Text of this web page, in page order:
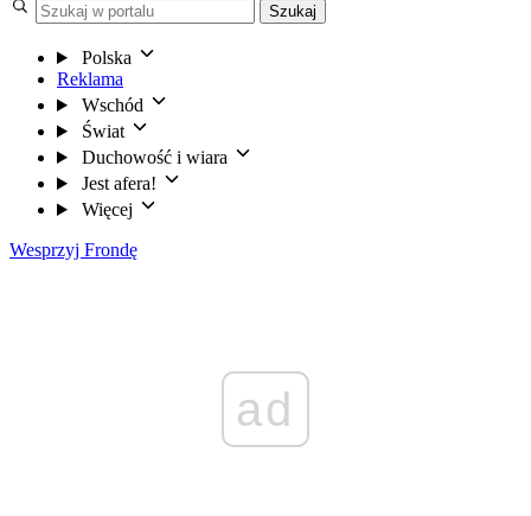
Szukaj
Polska
Reklama
Wschód
Świat
Duchowość i wiara
Jest afera!
Więcej
Wesprzyj Frondę
ad